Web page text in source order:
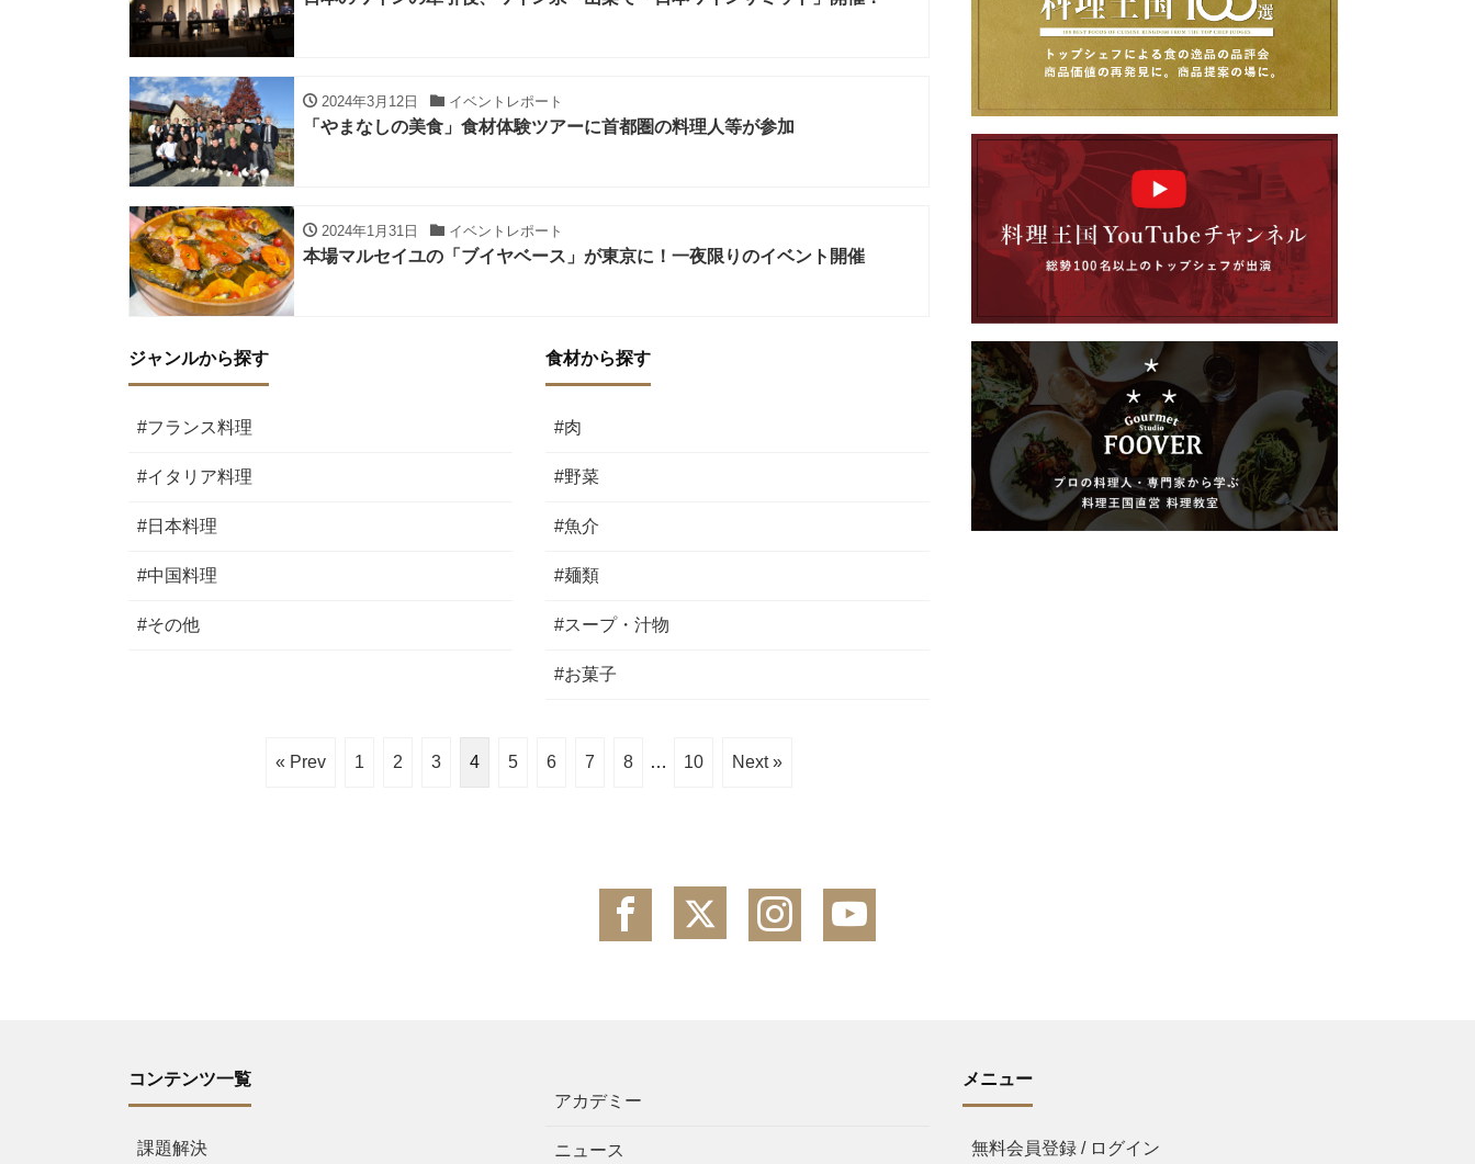
2024年3月12日 イベントレポート
「やまなしの美食」食材体験ツアーに首都圏の料理人等が参加
2024年1月31日 イベントレポート
本場マルセイユの「ブイヤベース」が東京に！一夜限りのイベント開催
ジャンルから探す
#フランス料理
#イタリア料理
#日本料理
#中国料理
#その他
食材から探す
#肉
#野菜
#魚介
#麺類
#スープ・汁物
#お菓子
« Prev 1 2 3 4 5 6 7 8 … 10 Next »
コンテンツ一覧
課題解決
アカデミー
ニュース
メニュー
無料会員登録 / ログイン